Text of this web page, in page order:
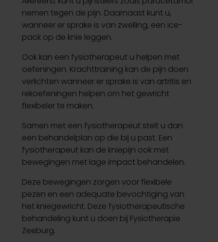
nemen tegen de pijn. Daarnaast kunt u,
wanneer er sprake is van zwelling, een ice-
pack op de knie leggen.
Ook kan een fysiotherapeut u helpen met
oefeningen. Krachttraining kan de pijn doen
verlichten wanneer er sprake is van artritis en
rekoefeningen helpen om het gewricht
flexibeler te maken.
Samen met een fysiotherapeut stelt u dan
een behandelplan op die bij u past. Een
fysiotherapeut kan de kniepijn ook met
bewegingen met lage impact behandelen.
Deze bewegingen zorgen voor flexibele
pezen en een adequate bevochtiging van
het kniegewricht. Deze fysiotherapeutische
behandeling kunt u doen bij Fysiotherapie
Zeeburg.